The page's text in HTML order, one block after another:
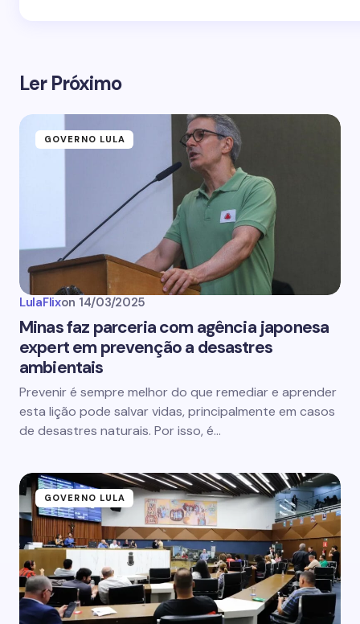
Ler Próximo
GOVERNO LULA
LulaFlixon 14/03/2025
Minas faz parceria com agência japonesa
expert em prevenção a desastres
ambientais
Prevenir é sempre melhor do que remediar e aprender
esta lição pode salvar vidas, principalmente em casos
de desastres naturais. Por isso, é…
GOVERNO LULA